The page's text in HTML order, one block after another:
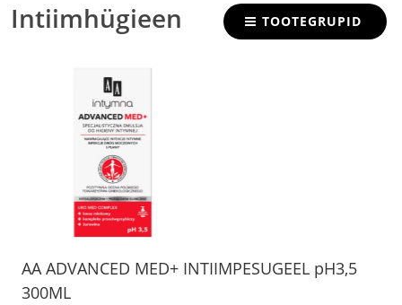
TOOTEGRUPID
Intiimhügieen
AA ADVANCED MED+ INTIIMPESUGEEL pH3,5
300ML